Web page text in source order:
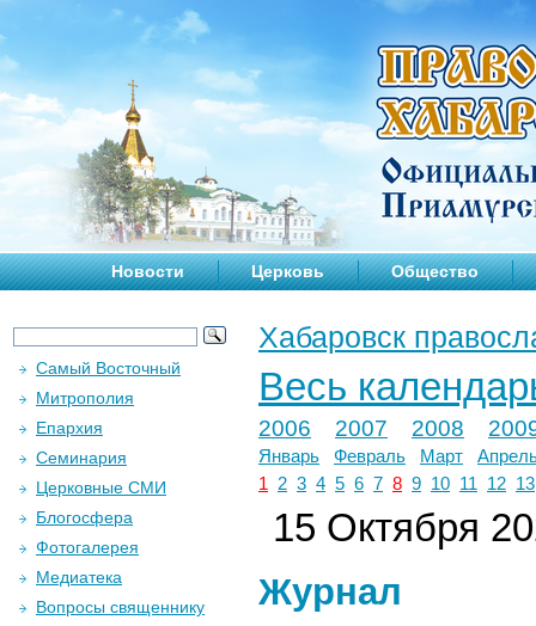
Новости Церковь Общество
Хабаровск
Весь
2006 2007 2008
Январь Февраль Март
1
2 3 4 5 6 7 8 9 10 11 12 13
15 Октября
Журнал
Самый Восточный
Митрополия
Епархия
Семинария
Церковные СМИ
Блогосфера
Фотогалерея
Медиатека
Вопросы священнику